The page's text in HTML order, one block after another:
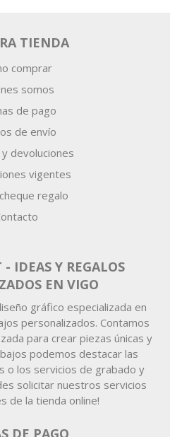
IDEAS Y REGALOS
EN VIGO
gráfico especializada en
personalizados. Contamos
para crear piezas únicas y
podemos destacar las
o los servicios de grabado y
solicitar nuestros servicios
de la tienda online!
DE PAGO
TIENDA
comprar
somos
de pago
de envío
devoluciones
vigentes
regalo